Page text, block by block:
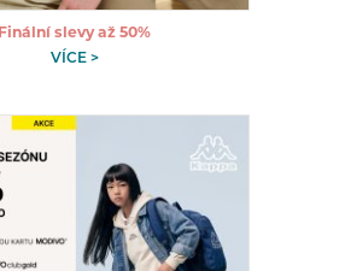
Finální slevy až 50%
VÍCE >